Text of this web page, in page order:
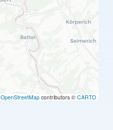
OpenStreetMap contributors © CARTO